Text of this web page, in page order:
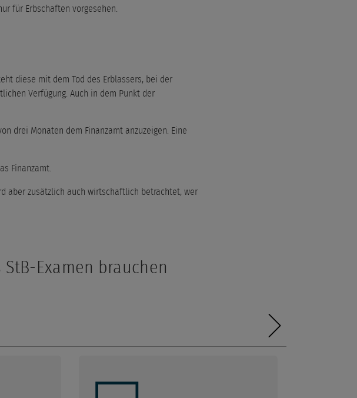
für Erbschaften vorgesehen.
diese mit dem Tod des Erblassers, bei der
Verfügung. Auch in dem Punkt der
drei Monaten dem Finanzamt anzuzeigen. Eine
Finanzamt.
aber zusätzlich auch wirtschaftlich betrachtet, wer
Examen brauchen